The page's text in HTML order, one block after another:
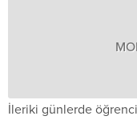
İleriki günlerde